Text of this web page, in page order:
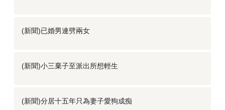
(新聞)已婚男連劈兩女
(新聞)小三棄子至派出所想輕生
(新聞)分居十五年只為妻子愛狗成痴